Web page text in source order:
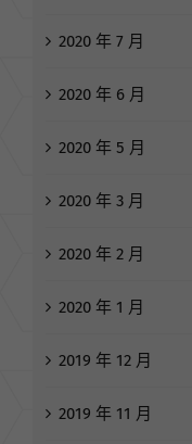
2020 年 7 月
2020 年 6 月
2020 年 5 月
2020 年 3 月
2020 年 2 月
2020 年 1 月
2019 年 12 月
2019 年 11 月